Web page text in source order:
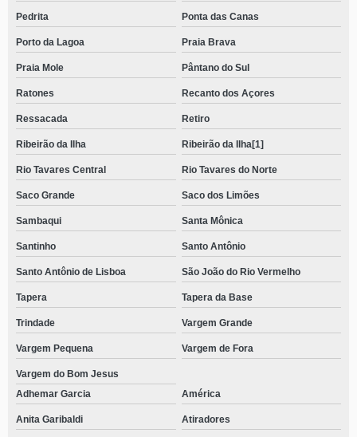
Pedrita Ponta das Canas
Porto da Lagoa Praia Brava
Praia Mole Pântano do Sul
Ratones Recanto dos Açores
Ressacada Retiro
Ribeirão da Ilha Ribeirão da Ilha[1]
Rio Tavares Central Rio Tavares do Norte
Saco Grande Saco dos Limões
Sambaqui Santa Mônica
Santinho Santo Antônio
Santo Antônio de Lisboa São João do Rio Vermelho
Tapera Tapera da Base
Trindade Vargem Grande
Vargem Pequena Vargem de Fora
Vargem do Bom Jesus
Adhemar Garcia
América
Anita Garibaldi Atiradores